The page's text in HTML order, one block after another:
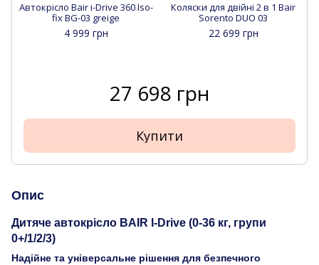
Aвтокрісло Bair i-Drive 360 Iso-
fix BG-03 greige
4 999 грн
Коляски для двійні 2 в 1 Bair
Sorento DUO 03
22 699 грн
27 698 грн
Купити
Опис
Дитяче автокрісло BAIR I-Drive (0-36 кг, групи
0+/1/2/3)
Надійне та універсальне рішення для безпечного